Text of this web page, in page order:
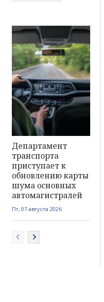
Департамент
транспорта
приступает к
обновлению карты
шума основных
автомагистралей
Пт, 07 августа 2026